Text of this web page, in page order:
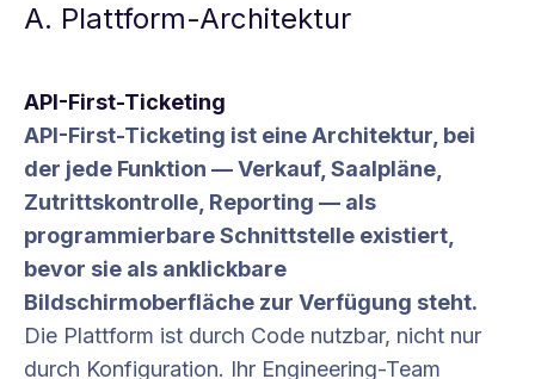
A. Plattform-Architektur
API-First-Ticketing
API-First-Ticketing ist eine Architektur, bei
der jede Funktion — Verkauf, Saalpläne,
Zutrittskontrolle, Reporting — als
programmierbare Schnittstelle existiert,
bevor sie als anklickbare
Bildschirmoberfläche zur Verfügung steht.
Die Plattform ist durch Code nutzbar, nicht nur
durch Konfiguration. Ihr Engineering-Team